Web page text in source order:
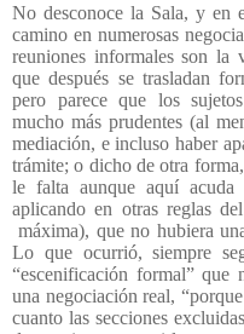
No desconoce la Sala, y en
camino en numerosas
reuniones informales son la
que después se trasladan
pero parece que los
mucho más prudentes (al
mediación, e incluso haber
trámite; o dicho de otra
le falta aunque aquí
aplicando en otras reglas
máxima), que no hubiera
Lo que ocurrió, siempre
“escenificación formal” que
una negociación real,
cuanto las secciones